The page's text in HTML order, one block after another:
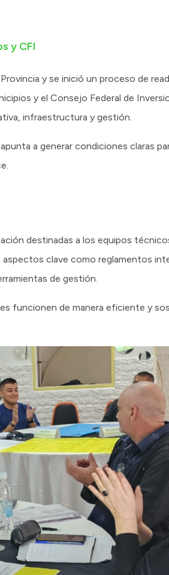
y CFI
y se inició un proceso de
y el Consejo Federal de
infraestructura y gestión.
a generar condiciones claras
destinadas a los equipos
aspectos clave como reglamentos
de gestión.
funcionen de manera eficiente y